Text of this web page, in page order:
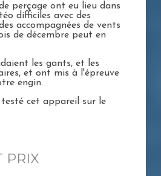
perçage ont eu lieu dans
difficiles avec des
accompagnées de vents
de décembre peut en
les gants, et les
et ont mis à l'épreuve
engin.
cet appareil sur le
PRIX